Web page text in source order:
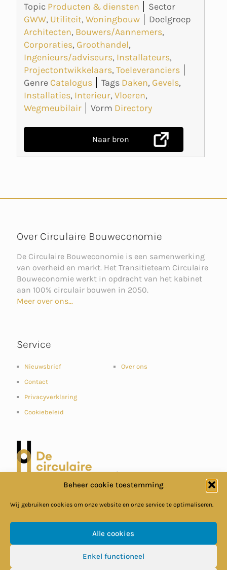
Beheer cookie toestemming
Wij gebruiken cookies om onze website en onze service te optimaliseren.
Alle cookies
Enkel functioneel
Topic Producten & diensten
Sector
GWW, Utiliteit, Woningbouw
Doelgroep
Architecten, Bouwers/Aannemers,
Corporaties, Groothandel,
Ingenieurs/adviseurs, Installateurs,
Projectontwikkelaars, Toeleveranciers
Genre Catalogus Tags Daken, Gevels,
Installaties, Interieur, Vloeren,
Wegmeubilair
Vorm Directory
Naar bron
Over Circulaire Bouweconomie
De Circulaire Bouweconomie is een samenwerking
van overheid en markt. Het Transitieteam Circulaire
Bouweconomie werkt in opdracht van het kabinet
aan 100% circulair bouwen in 2050.
Meer over ons...
Service
Nieuwsbrief
Contact
Privacyverklaring
Cookiebeleid
Over ons